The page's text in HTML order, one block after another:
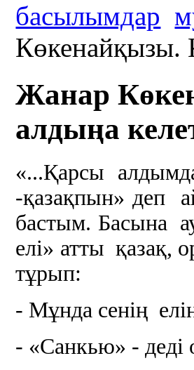
басылымдар
Көкенайқызы.
Жанар
алдыңа
«...Қарсы
-қазақпын» деп
бастым. Басына
елі» атты қазақ,
тұрып:
- Мұнда сенің
- «Санкью» -